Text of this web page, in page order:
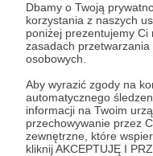
Dbamy o Twoją
korzystania z naszych
poniżej prezentujemy
zasadach
osobowych.
Aby wyrazić zgody na
automatycznego
informacji na Twoim
przechowywanie przez
zewnętrzne, które
kliknij AKCEPTUJĘ I